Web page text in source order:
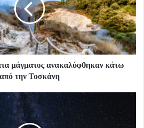
μάγματος ανακαλύφθηκαν κάτω
από την Τοσκάνη